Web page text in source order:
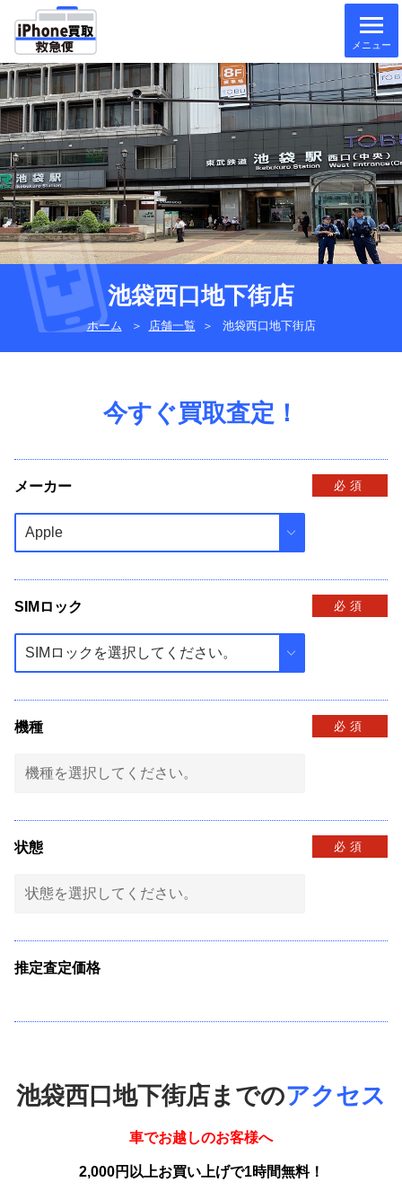
メニュー
池袋西口地下街店
ホーム ＞ 店舗一覧 ＞ 池袋西口地下街店
今すぐ買取査定！
メーカー 必須
SIMロック 必須
機種 必須
状態 必須
推定査定価格
池袋西口地下街店までのアクセス
車でお越しのお客様へ
2,000円以上お買い上げで1時間無料！